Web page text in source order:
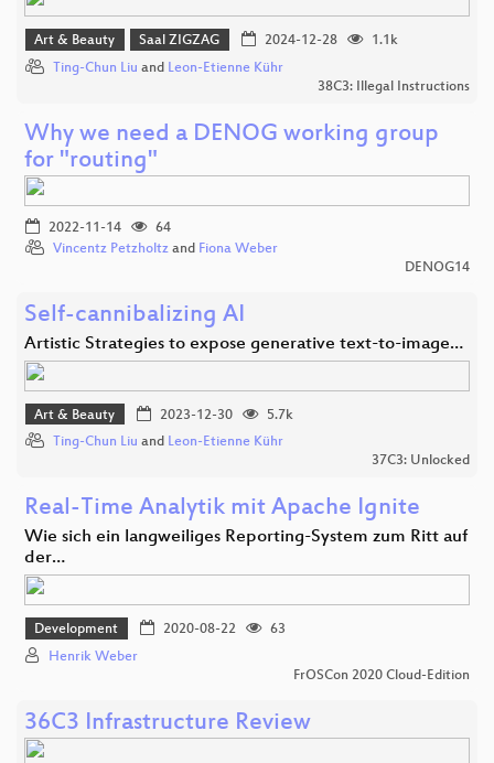
Art & Beauty Saal ZIGZAG 2024-12-28
1.1k
Ting-Chun Liu and Leon-Etienne Kühr
38C3: Illegal Instructions
Why we need a DENOG working group
for "routing"
2022-11-14
64
Vincentz Petzholtz and Fiona Weber
DENOG14
Self-cannibalizing AI
Artistic Strategies to expose generative text-to-image…
Art & Beauty 2023-12-30
5.7k
Ting-Chun Liu and Leon-Etienne Kühr
37C3: Unlocked
Real-Time Analytik mit Apache Ignite
Wie sich ein langweiliges Reporting-System zum Ritt auf
der…
Development 2020-08-22
63
Henrik Weber
FrOSCon 2020 Cloud-Edition
36C3 Infrastructure Review